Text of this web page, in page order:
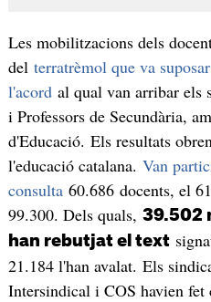
Les mobilitzacions dels
del terratrèmol que va
l'acordal qual van arribar els
i Professors de Secundària,
d'Educació. Els resultats
l'educació catalana. Van
consulta60.686 docents, el
99.300. Dels quals, 39.502
han rebutjat el text
21.184 l'han avalat. Els
Intersindical i COS havien fet